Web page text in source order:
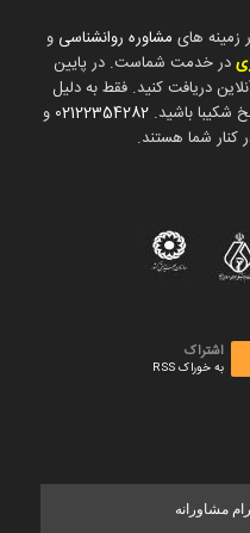
مشاوره روانشناسی و
در خدمت شماست. در پایین
دریافت کنید. فقط به دلیل
شکیبا باشید. 02122354282 و
کنار شما هستند.
اشتراک
به خوراک RSS
مشاورانه